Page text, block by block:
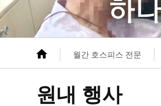
월간 호스피스 전문
원내 행사